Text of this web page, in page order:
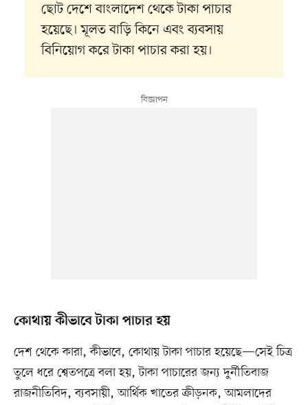
ছোট দেশে বাংলাদেশ থেকে টাকা পাচার
হয়েছে। মূলত বাড়ি কিনে এবং ব্যবসায়
বিনিয়োগ করে টাকা পাচার করা হয়।
কোথায় কীভাবে টাকা পাচার হয়
দেশ থেকে কারা, কীভাবে, কোথায় টাকা পাচার হয়েছে—সেই চিত্র
তুলে ধরে শ্বেতপত্রে বলা হয়, টাকা পাচারের জন্য দুর্নীতিবাজ
রাজনীতিবিদ, ব্যবসায়ী, আর্থিক খাতের ক্রীড়নক, আমলাদের